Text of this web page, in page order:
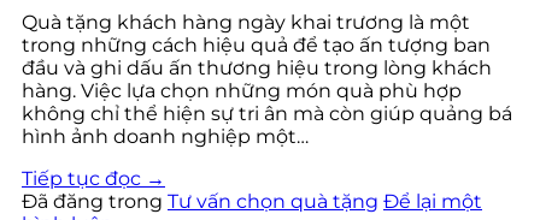
Quà tặng khách hàng ngày khai trương là một
trong những cách hiệu quả để tạo ấn tượng ban
đầu và ghi dấu ấn thương hiệu trong lòng khách
hàng. Việc lựa chọn những món quà phù hợp
không chỉ thể hiện sự tri ân mà còn giúp quảng bá
hình ảnh doanh nghiệp một…
Tiếp tục đọc →
Đã đăng trong Tư vấn chọn quà tặng Để lại một